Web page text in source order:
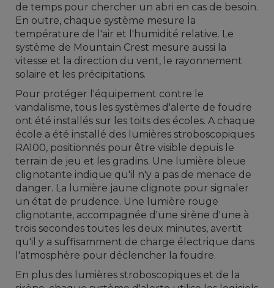
de temps pour chercher un abri en cas de besoin.
En outre, chaque système mesure la
température de l'air et l'humidité relative. Le
système de Mountain Crest mesure aussi la
vitesse et la direction du vent, le rayonnement
solaire et les précipitations.
Pour protéger l'équipement contre le
vandalisme, tous les systèmes d'alerte de foudre
ont été installés sur les toits des écoles. A chaque
école a été installé des lumières stroboscopiques
RA100, positionnés pour être visible depuis le
terrain de jeu et les gradins. Une lumière bleue
clignotante indique qu'il n'y a pas de menace de
danger. La lumière jaune clignote pour signaler
un état de prudence. Une lumière rouge
clignotante, accompagnée d'une sirène d'une à
trois secondes toutes les deux minutes, avertit
qu'il y a suffisamment de charge électrique dans
l'atmosphère pour déclencher la foudre.
En plus des lumières stroboscopiques et de la